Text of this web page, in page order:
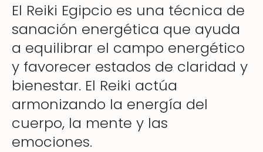
El Reiki Egipcio es una técnica de
sanación energética que ayuda
a equilibrar el campo energético
y favorecer estados de claridad y
bienestar. El Reiki actúa
armonizando la energía del
cuerpo, la mente y las
emociones.